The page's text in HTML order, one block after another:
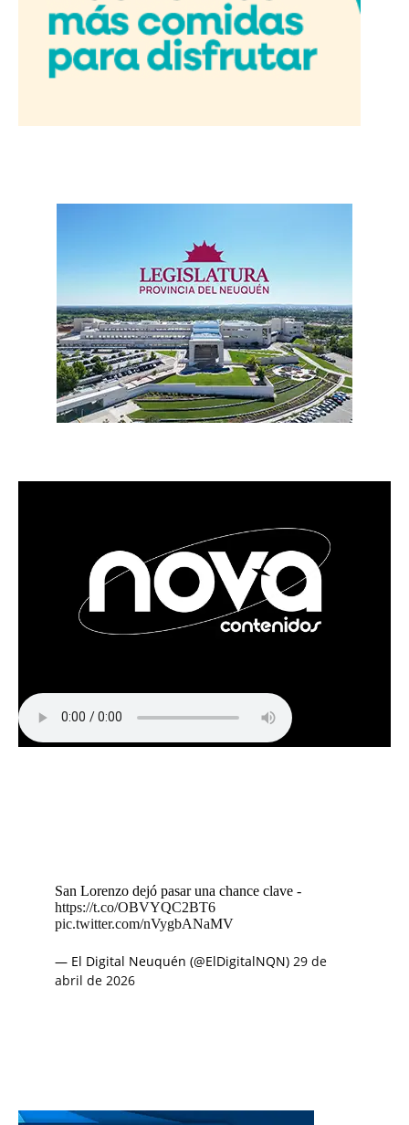
San Lorenzo dejó pasar una chance clave -
https://t.co/OBVYQC2BT6
pic.twitter.com/nVygbANaMV
— El Digital Neuquén (@ElDigitalNQN) 29 de
abril de 2026